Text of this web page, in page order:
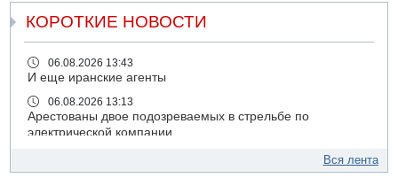
КОРОТКИЕ НОВОСТИ
06.08.2026 13:43
И еще иранские агенты
06.08.2026 13:13
Арестованы двое подозреваемых в стрельбе по
электрической компании
Возле Кирьят-Арбы пожар на местности
Вся лента